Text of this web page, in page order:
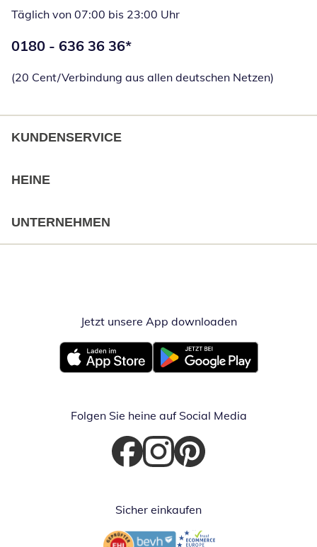
Täglich von 07:00 bis 23:00 Uhr
Telefonnummer:
0180 - 636 36 36*
(20 Cent/Verbindung aus allen deutschen Netzen)
KUNDENSERVICE
HEINE
UNTERNEHMEN
Jetzt unsere App downloadenÖffnet in
Öffnet in neuem FensterÖffnet in neuem Fenster
Folgen Sie heine auf Social Media
Öffnet in neuem Fenster
Öffnet in neuem Fenster
Öffnet in neuem Fenster
Sicher einkaufen